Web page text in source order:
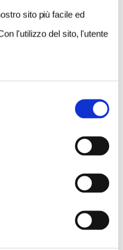
sito più facile ed
l'utilizzo del sito, l'utente